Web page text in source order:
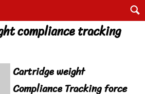
compliance tracking
Cartridge weight
Compliance Tracking force